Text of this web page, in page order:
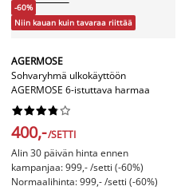
-60%
Niin kauan kuin tavaraa riittää
AGERMOSE
Sohvaryhmä ulkokäyttöön
AGERMOSE 6-istuttava harmaa






400,-/SETTI
Alin 30 päivän hinta ennen
kampanjaa: 999,- /setti (-60%)
Normaalihinta: 999,- /setti (-60%)